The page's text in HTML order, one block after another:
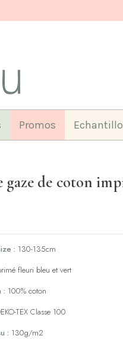
Promos
gaze de coton
: 130-135cm
fleuri bleu et vert
: 100% coton
TEX Classe 100
: 130g/m2